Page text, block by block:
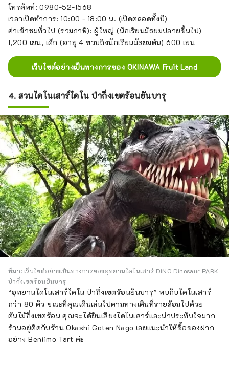
โทรศัพท์: 0980-52-1568
เวลาเปิดทำการ: 10:00 - 18:00 น. (เปิดตลอดทั้งปี)
ค่าเข้าชมทั่วไป (รวมภาษี): ผู้ใหญ่ (นักเรียนมัธยมปลายขึ้นไป)
1,200 เยน, เด็ก (อายุ 4 ขวบถึงนักเรียนมัธยมต้น) 600 เยน
เว็บไซต์อย่างเป็นทางการของ OKINAWA Fruit Land
4. สวนไดโนเสาร์ไดโน ป่ากึ่งเขตร้อนยันบารุ
ที่มา: เว็บไซต์อย่างเป็นทางการของอุทยานไดโนเสาร์ DINO Dinosaur PARK
ป่ากึ่งเขตร้อนยันบารุ
“อุทยานไดโนเสาร์ไดโน ป่ากึ่งเขตร้อนยันบารุ” พบกับไดโนเสาร์
กว่า 80 ตัว ขณะที่คุณเดินเล่นไปตามทางเดินที่รายล้อมไปด้วย
ต้นไม้กึ่งเขตร้อน คุณจะได้ยินเสียงไดโนเสาร์และน่าประทับใจมาก
ร้านอยู่ติดกับร้าน Okashi Goten Nago เลยแนะนำให้ซื้อของฝาก
อย่าง Beniimo Tart ค่ะ